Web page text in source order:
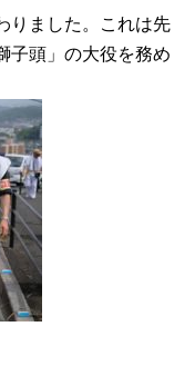
りました。これは先
子頭」の大役を務め